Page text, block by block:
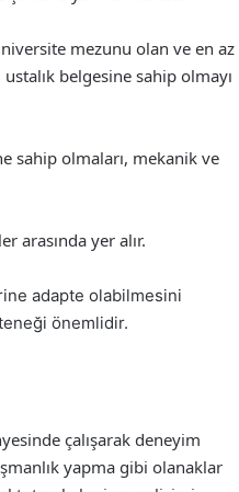
mezunu olan ve en az
belgesine sahip olmayı
sahip olmaları, mekanik ve
arasında yer alır.
adapte olabilmesini
önemlidir.
çalışarak deneyim
yapma gibi olanaklar